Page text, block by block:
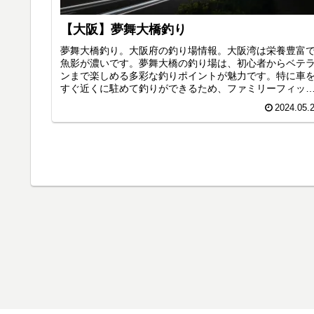
【大阪】夢舞大橋釣り
夢舞大橋釣り。大阪府の釣り場情報。大阪湾は栄養豊富
魚影が濃いです。夢舞大橋の釣り場は、初心者からベテラ
ンまで楽しめる多彩な釣りポイントが魅力です。特に車を
すぐ近くに駐めて釣りができるため、ファミリーフィッシ